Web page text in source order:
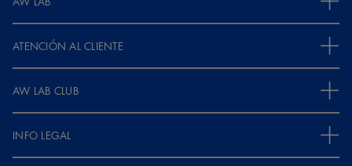
ATENCIÓN AL CLIENTE
AW LAB CLUB
INFO LEGAL